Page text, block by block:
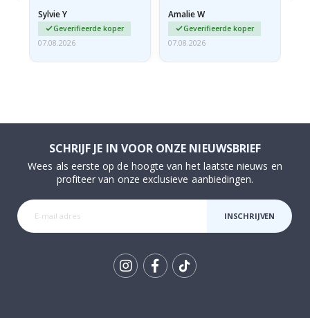
beetje…
Sylvie Y
Geverifieerde koper
07.08.2026
Amalie W
Geverifieerde koper
07.08.2026
SCHRIJF JE IN VOOR ONZE NIEUWSBRIEF
Wees als eerste op de hoogte van het laatste nieuws en
profiteer van onze exclusieve aanbiedingen.
INSCHRIJVEN